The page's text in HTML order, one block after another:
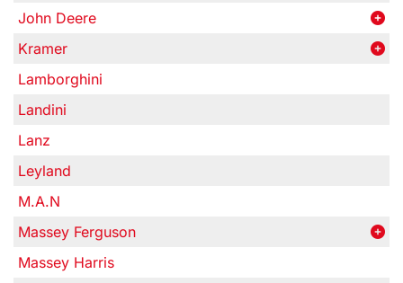
John Deere
Kramer
Lamborghini
Landini
Lanz
Leyland
M.A.N
Massey Ferguson
Massey Harris